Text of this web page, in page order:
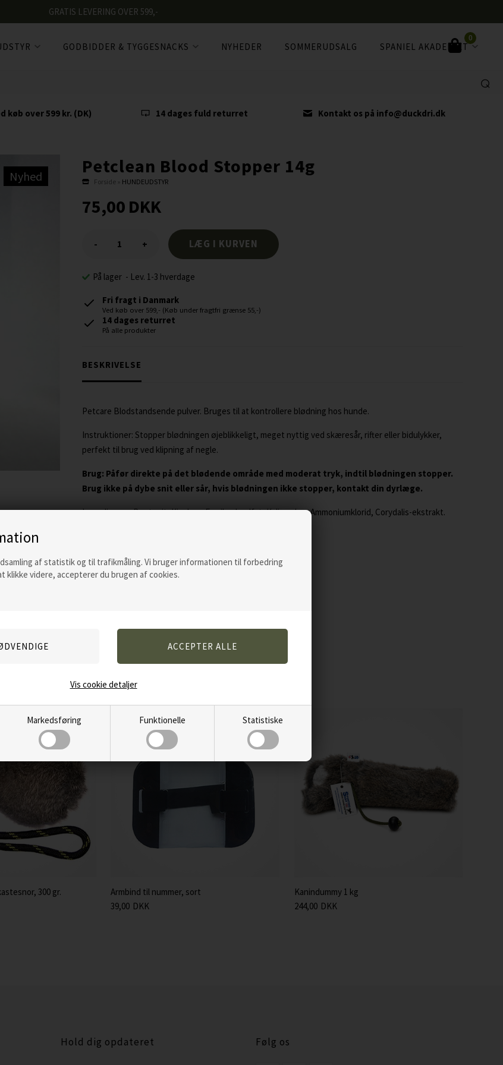
GRATIS LEVERING OVER 599,-
af statistik og til trafikmåling. Vi bruger informationen til forbedring
klikke videre, accepterer du brugen af cookies.
Markedsføring Funktionelle Statistiske
Vis cookie detaljer
GODBIDDER & TYGGESNACKS NYHEDER SOMMERUDSALG SPANIEL AKADEMIET
0
køb over 599 kr. (DK) 14 dages fuld returret Kontakt os på info@duckdri.dk
Nyhed Petclean Blood Stopper 14g
Forside HUNDEUDSTYR
75,00 DKK
- +
På lager - Lev. 1-3 hverdage
Fri fragt i Danmark
Ved køb over 599,- (Køb under fragtfri grænse 55,-)
14 dages returret
På alle produkter
BESKRIVELSE
Petcare Blodstandsende pulver. Bruges til at kontrollere blødning hos hunde.
Instruktioner: Stopper blødningen øjeblikkeligt, meget nyttig ved skæresår, rifter eller bidulykker,
perfekt til brug ved klipning af negle.
Brug: Påfør direkte på det blødende område med moderat tryk, indtil blødningen stopper.
Brug ikke på dybe snit eller sår, hvis blødningen ikke stopper, kontakt din dyrlæge.
Ingredienser: Bentonit, Kiselgur, Ferriksubsulfat, Kaliumalun, Ammoniumklorid, Corydalis-ekstrakt.
kunder købte også...
300 gr.
Armbind til nummer, sort
39,00 DKK
Kanindummy 1 kg
244,00 DKK
Hold dig opdateret Følg os